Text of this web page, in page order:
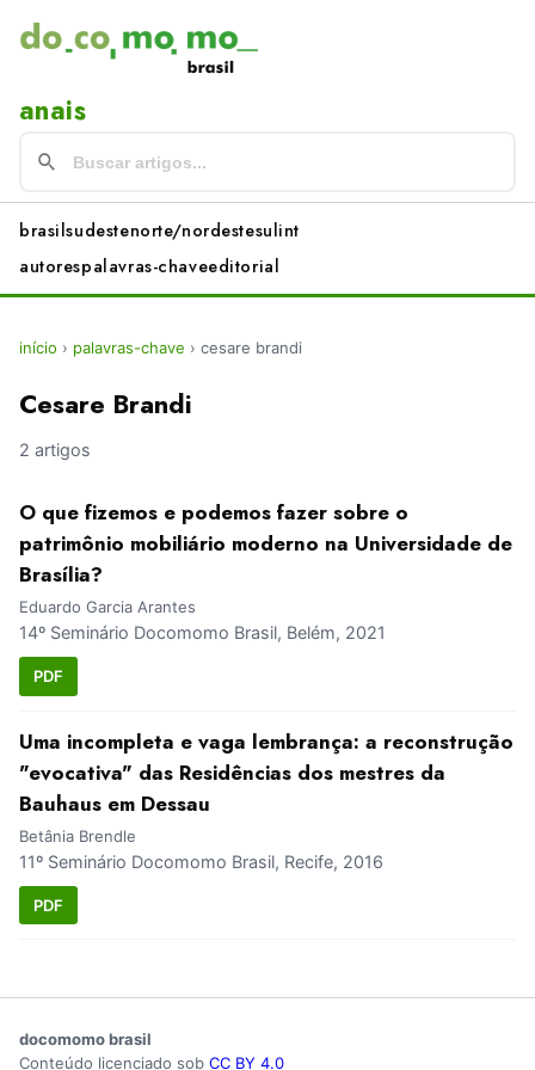
anais
brasilsudestenorte/nordestesulint
autorespalavras-chaveeditorial
início › palavras-chave › cesare brandi
Cesare Brandi
2 artigos
O que fizemos e podemos fazer sobre o
patrimônio mobiliário moderno na Universidade de
Brasília?
Eduardo Garcia Arantes
14º Seminário Docomomo Brasil, Belém, 2021
PDF
Uma incompleta e vaga lembrança: a reconstrução
"evocativa" das Residências dos mestres da
Bauhaus em Dessau
Betânia Brendle
11º Seminário Docomomo Brasil, Recife, 2016
PDF
docomomo brasil
Conteúdo licenciado sob CC BY 4.0